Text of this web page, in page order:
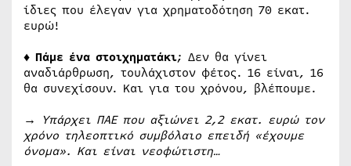
ίδιες που έλεγαν για χρηματοδότηση 70 εκατ.
ευρώ!
♦ Πάμε ένα στοιχηματάκι; Δεν θα γίνει
αναδιάρθρωση, τουλάχιστον φέτος. 16 είναι, 16
θα συνεχίσουν. Και για του χρόνου, βλέπουμε.
→ Υπάρχει ΠΑΕ που αξιώνει 2,2 εκατ. ευρώ τον
χρόνο τηλεοπτικό συμβόλαιο επειδή «έχουμε
όνομα». Και είναι νεοφώτιστη…